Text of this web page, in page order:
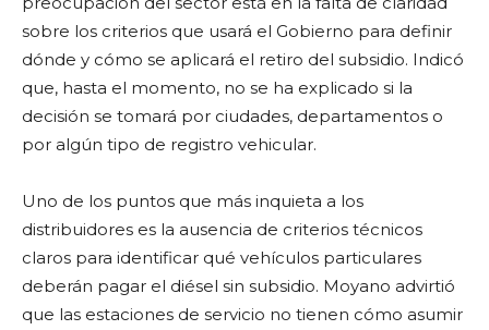
sobre los criterios que usará el Gobierno para definir
dónde y cómo se aplicará el retiro del subsidio. Indicó
que, hasta el momento, no se ha explicado si la
decisión se tomará por ciudades, departamentos o
por algún tipo de registro vehicular.
Uno de los puntos que más inquieta a los
distribuidores es la ausencia de criterios técnicos
claros para identificar qué vehículos particulares
deberán pagar el diésel sin subsidio. Moyano advirtió
que las estaciones de servicio no tienen cómo asumir